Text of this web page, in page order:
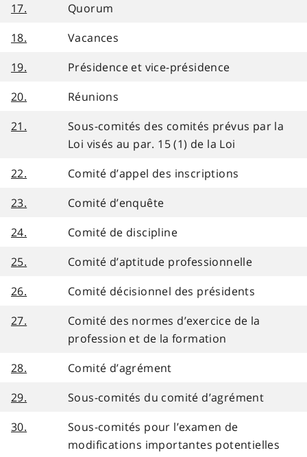
17.
Quorum
18.
Vacances
19.
Présidence et vice-présidence
20.
Réunions
21.
Sous-comités des comités prévus par la
Loi visés au par. 15 (1) de la Loi
22.
Comité d’appel des inscriptions
23.
Comité d’enquête
24.
Comité de discipline
25.
Comité d’aptitude professionnelle
26.
Comité décisionnel des présidents
27.
Comité des normes d’exercice de la
profession et de la formation
28.
Comité d’agrément
29.
Sous-comités du comité d’agrément
30.
Sous-comités pour l’examen de
modifications importantes potentielles